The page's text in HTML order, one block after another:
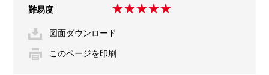
難易度
図面ダウンロード
このページを印刷